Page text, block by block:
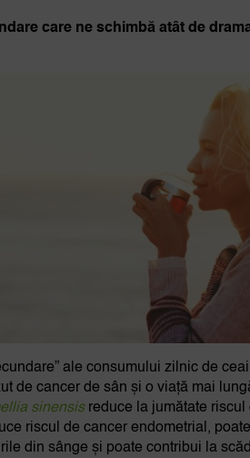
care ne schimbă atât de
ale consumului zilnic de
de cancer de sân și o viață mai
sinensisreduce la jumătate riscul
riscul de cancer endometrial,
din sânge și poate contribui la